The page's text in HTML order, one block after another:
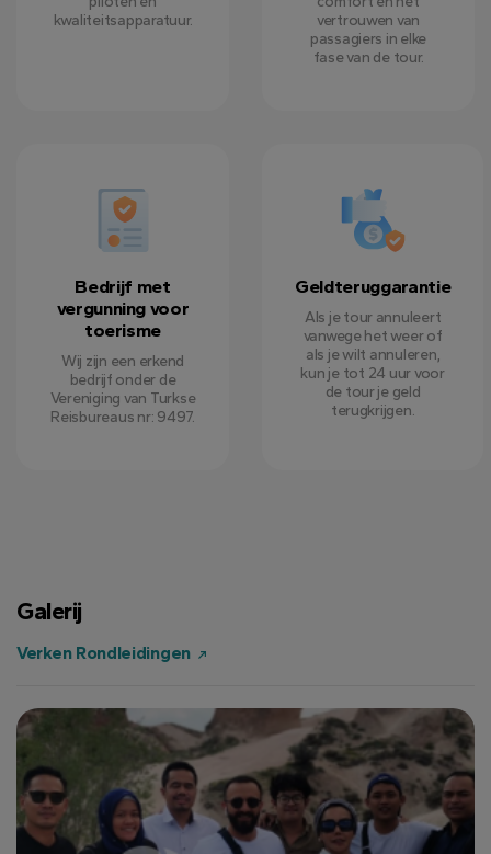
kwaliteitsapparatuur.
vertrouwen van
passagiers in elke
fase van de tour.
Bedrijf met
vergunning voor
toerisme
Wij zijn een erkend
bedrijf onder de
Vereniging van Turkse
Reisbureaus nr: 9497.
Geldteruggarantie
Als je tour annuleert
vanwege het weer of
als je wilt annuleren,
kun je tot 24 uur voor
de tour je geld
terugkrijgen.
Galerij
Verken Rondleidingen